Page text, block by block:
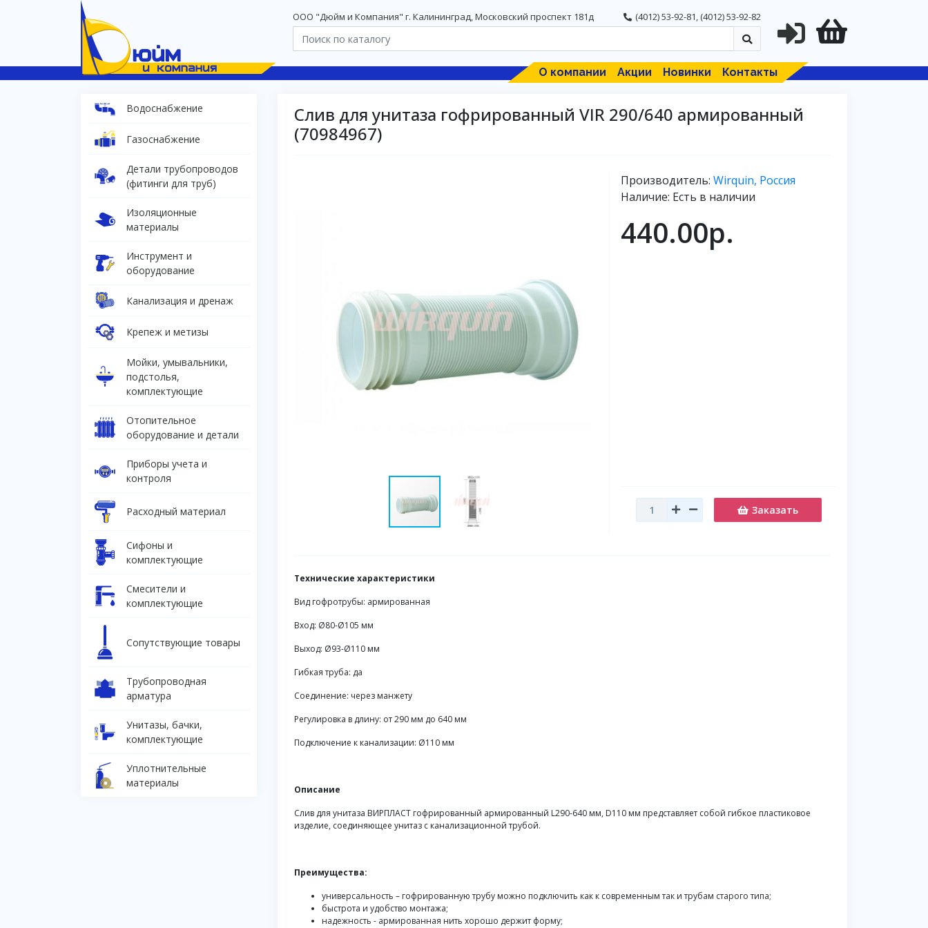
OOO "Дюйм и Компания" г. Калининград, Московский проспект 181д (4012) 53-92-81,(4012) 53-92-82
О компании Акции Новинки Контакты
Водоснабжение
Газоснабжение
Детали трубопроводов
(фитинги для труб)
Изоляционные
материалы
Инструмент и
оборудование
Канализация и дренаж
Крепеж и метизы
Мойки, умывальники,
подстолья,
комплектующие
Отопительное
оборудование и детали
Приборы учета и
контроля
Расходный материал
Сифоны и
комплектующие
Смесители и
комплектующие
Сопутствующие товары
Трубопроводная
арматура
Унитазы, бачки,
комплектующие
Уплотнительные
материалы
Слив для унитаза гофрированный VIR 290/640 армированный
(70984967)
Производитель:Wirquin, Россия
Наличие: Есть в наличии
440.00р.
Заказать
Технические характеристики
Вид гофротрубы: армированная
Вход: Ø80-Ø105 мм
Выход: Ø93-Ø110 мм
Гибкая труба: да
Соединение: через манжету
Регулировка в длину: от 290 мм до 640 мм
Подключение к канализации: Ø110 мм
Описание
Слив для унитаза ВИРПЛАСТ гофрированный армированный L290-640 мм, D110 мм представляет собой гибкое пластиковое
изделие, соединяющее унитаз с канализационной трубой.
Преимущества:
универсальность – гофрированную трубу можно подключить как к современным так и трубам старого типа;
быстрота и удобство монтажа;
надежность - армированная нить хорошо держит форму;